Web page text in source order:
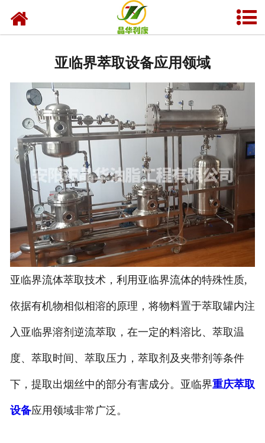
业务及应用
工程业绩
技术资料
新闻中心
关于晶华
联系我们
亚临界萃取设备应用领域
亚临界流体萃取技术，利用亚临界流体的特殊性质,
依据有机物相似相溶的原理，将物料置于萃取罐内注
入亚临界溶剂逆流萃取，在一定的料溶比、萃取温
度、萃取时间、萃取压力，萃取剂及夹带剂等条件
下，提取出烟丝中的部分有害成分。亚临界重庆萃取
设备应用领域非常广泛。